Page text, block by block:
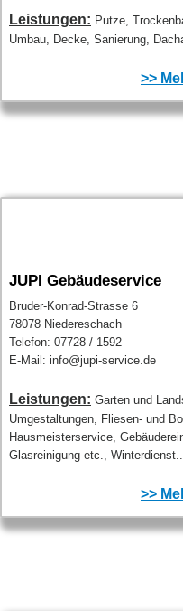
Leistungen: Putze,
Umbau, Decke, Sanierung,
>>
JUPI Gebäudeservice
Bruder-Konrad-Strasse 6
78078 Niedereschach
Telefon: 07728 / 1592
E-Mail: info@jupi-service.de
Leistungen: Garten und
Umgestaltungen, Fliesen- und
Hausmeisterservice,
Glasreinigung etc.,
>>